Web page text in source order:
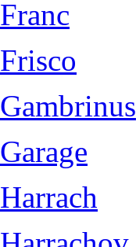
Franc
Frisco
Gambrinus
Garage
Harrach